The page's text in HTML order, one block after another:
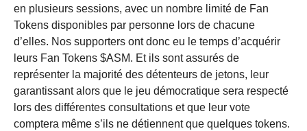
en plusieurs sessions, avec un nombre limité de Fan
Tokens disponibles par personne lors de chacune
d’elles. Nos supporters ont donc eu le temps d’acquérir
leurs Fan Tokens $ASM. Et ils sont assurés de
représenter la majorité des détenteurs de jetons, leur
garantissant alors que le jeu démocratique sera respecté
lors des différentes consultations et que leur vote
comptera même s’ils ne détiennent que quelques tokens.